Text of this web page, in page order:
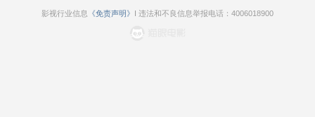
影视行业信息 《免责声明》 I 违法和不良信息举报电话：4006018900